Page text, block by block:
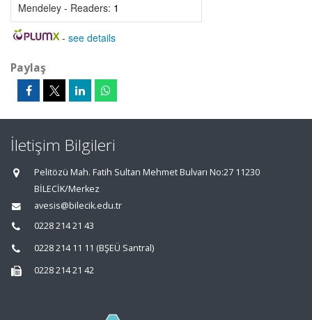
Mendeley - Readers: 1
- see details
Paylaş
İletişim Bilgileri
Pelitözü Mah. Fatih Sultan Mehmet Bulvarı No:27 11230
BİLECİK/Merkez
avesis@bilecik.edu.tr
0228 214 21 43
0228 214 11 11 (BŞEÜ Santral)
0228 214 21 42